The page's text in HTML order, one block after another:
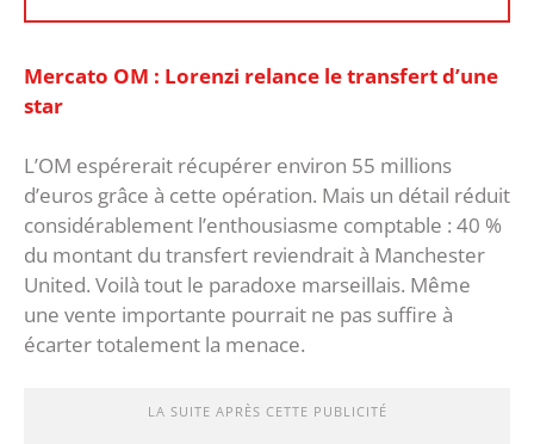
Mercato OM : Lorenzi relance le transfert d’une
star
‎L’OM espérerait récupérer environ 55 millions
d’euros grâce à cette opération. Mais un détail réduit
considérablement l’enthousiasme comptable : 40 %
du montant du transfert reviendrait à Manchester
United. Voilà tout le paradoxe marseillais. Même
une vente importante pourrait ne pas suffire à
écarter totalement la menace.
LA SUITE APRÈS CETTE PUBLICITÉ